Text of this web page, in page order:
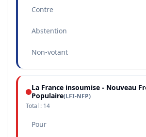
Contre
Abstention
Non-votant
La France insoumise - Nouveau
Populaire(LFI-NFP)
Total : 14
Pour